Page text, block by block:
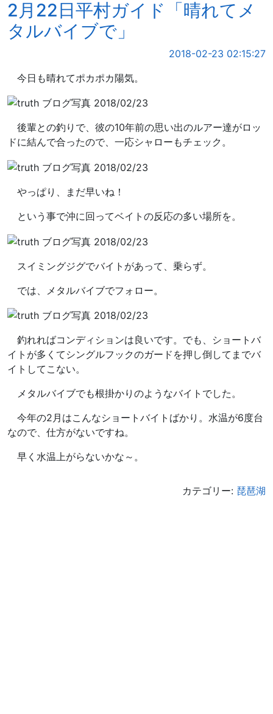
2月22日平村ガイド「晴れてメ
タルバイブで」
2018-02-23 02:15:27
今日も晴れてポカポカ陽気。
後輩との釣りで、彼の10年前の思い出のルアー達がロッ
ドに結んで合ったので、一応シャローもチェック。
やっぱり、まだ早いね！
という事で沖に回ってベイトの反応の多い場所を。
スイミングジグでバイトがあって、乗らず。
では、メタルバイブでフォロー。
釣れればコンディションは良いです。でも、ショートバ
イトが多くてシングルフックのガードを押し倒してまでバ
イトしてこない。
メタルバイブでも根掛かりのようなバイトでした。
今年の2月はこんなショートバイトばかり。水温が6度台
なので、仕方がないですね。
早く水温上がらないかな～。
カテゴリー: 琵琶湖